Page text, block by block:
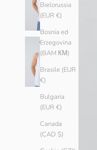
Bielorussia
(EUR €)
Bosnia ed
Erzegovina
(BAM КМ)
Brasile (EUR
€)
Bulgaria
(EUR €)
Canada
(CAD $)